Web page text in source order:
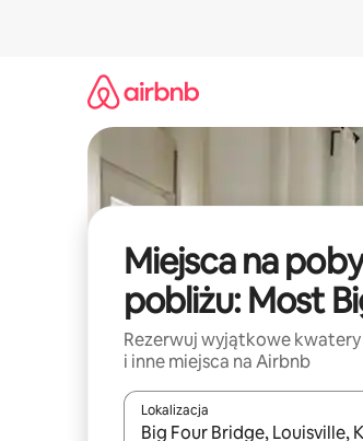
Miejsca na
pobliżu: Most
Rezerwuj wyjątkowe
i inne miejsca na Airbnb
Lokalizacja
Gdy wyniki będą dostępne,